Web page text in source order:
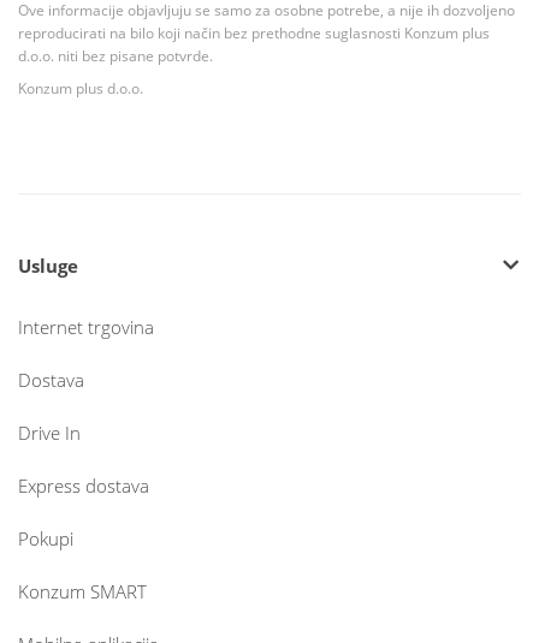
Ove informacije objavljuju se samo za osobne potrebe, a nije ih dozvoljeno
reproducirati na bilo koji način bez prethodne suglasnosti Konzum plus
d.o.o. niti bez pisane potvrde.
Konzum plus d.o.o.
Usluge
Internet trgovina
Dostava
Drive In
Express dostava
Pokupi
Konzum SMART